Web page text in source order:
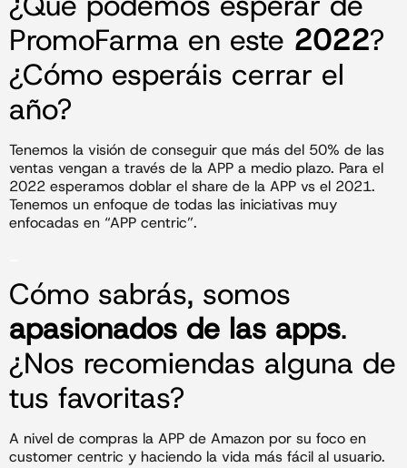
PromoFarma en este 2022?
¿Cómo esperáis cerrar el
año?
Tenemos la visión de conseguir que más del 50% de las
ventas vengan a través de la APP a medio plazo. Para el
2022 esperamos doblar el share de la APP vs el 2021.
Tenemos un enfoque de todas las iniciativas muy
enfocadas en “APP centric”.
Cómo sabrás, somos
apasionados de las apps.
¿Nos recomiendas alguna de
tus favoritas?
A nivel de compras la APP de Amazon por su foco en
customer centric y haciendo la vida más fácil al usuario.